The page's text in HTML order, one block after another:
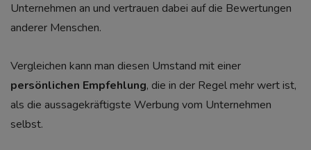
Unternehmen an und vertrauen dabei auf die Bewertungen
anderer Menschen.
Vergleichen kann man diesen Umstand mit einer
persönlichen Empfehlung, die in der Regel mehr wert ist,
als die aussagekräftigste Werbung vom Unternehmen
selbst.